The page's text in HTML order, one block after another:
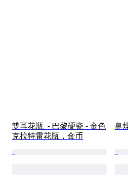
雙耳花瓶  - 巴黎硬瓷 - 金色
克拉特雷花瓶，金币
鼻